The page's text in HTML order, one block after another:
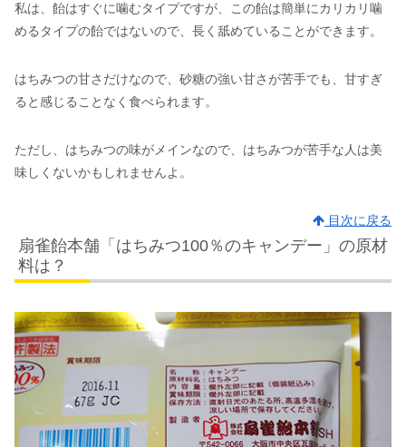
私は、飴はすぐに噛むタイプですが、この飴は簡単にカリカリ噛
めるタイプの飴ではないので、長く舐めていることができます。
はちみつの甘さだけなので、砂糖の強い甘さが苦手でも、甘すぎ
ると感じることなく食べられます。
ただし、はちみつの味がメインなので、はちみつが苦手な人は美
味しくないかもしれませんよ。
目次に戻る
扇雀飴本舗「はちみつ100％のキャンデー」の原材
料は？